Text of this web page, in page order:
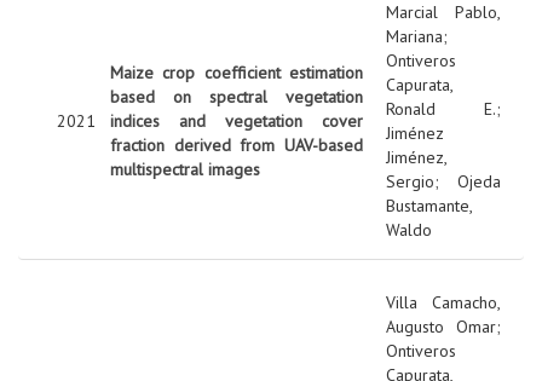
2021
Maize crop coefficient estimation
based on spectral vegetation
indices and vegetation cover
fraction derived from UAV-based
multispectral images
Marcial Pablo,
Mariana;
Ontiveros
Capurata,
Ronald E.;
Jiménez
Jiménez,
Sergio; Ojeda
Bustamante,
Waldo
Villa Camacho,
Augusto Omar;
Ontiveros
Capurata,